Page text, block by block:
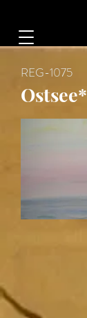
REG-1075
Ostsee*